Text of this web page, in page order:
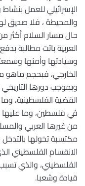
الإسرائيلي للعمل
والمحيطة ، فلا صديق
حال مسار السلام أكثر
العربية باتت مطالبة
وسيادتها وأمنها
الخارجي، فبحجم ماهو
وبموجب دورها
القضية الفلسطينية،
في فلسطين، وما
من غيرها العربي
مكتسبة تخولها
الانقسام الفلسطيني
الفلسطيني، والذي
قيادة وشعبا.